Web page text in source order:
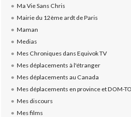
Ma Vie Sans Chris
Mairie du 12ème ardt de Paris
Maman
Medias
Mes Chroniques dans Equivok TV
Mes déplacements à l'étranger
Mes déplacements au Canada
Mes déplacements en province et DOM-
Mes discours
Mes films